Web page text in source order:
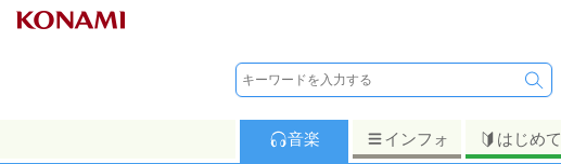
音楽 インフォ はじめて